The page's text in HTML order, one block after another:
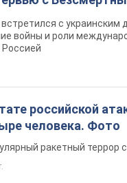
с украинским
войны и роли
Россией
российской
человека. Фото
ракетный террор